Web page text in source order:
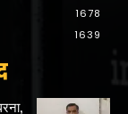
1678
1639